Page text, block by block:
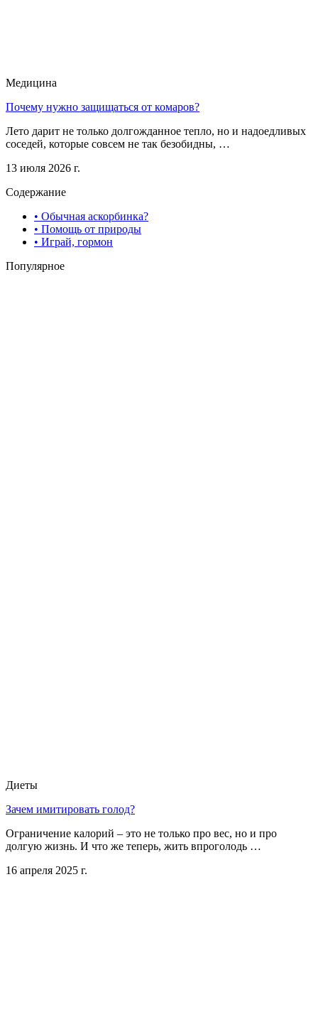
Медицина
Почему нужно защищаться от комаров?
Лето дарит не только долгожданное тепло, но и надоедливых
соседей, которые совсем не так безобидны, …
13 июля 2026 г.
Содержание
• Обычная аскорбинка?
• Помощь от природы
• Играй, гормон
Популярное
Диеты
Зачем имитировать голод?
Ограничение калорий – это не только про вес, но и про
долгую жизнь. И что же теперь, жить впроголодь …
16 апреля 2025 г.